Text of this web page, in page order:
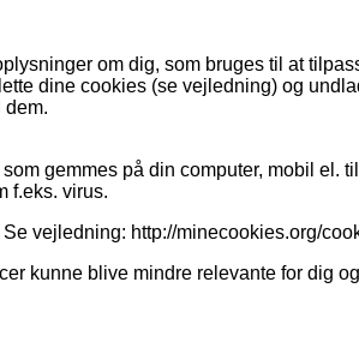
om dig, som bruges til at
dine cookies (se vejledning) og
dem.
gemmes på din computer, mobil
f.eks. virus.
vejledning: http://minecookies.org/
kunne blive mindre relevante for dig